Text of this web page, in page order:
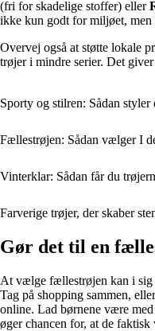
(fri for skadelige stoffer) eller
ikke kun godt for miljøet,
Overvej også at støtte lokale
trøjer i mindre serier. Det
Sporty og stilren: Sådan
Fællestrøjen: Sådan vælger I
Vinterklar: Sådan får du
Farverige trøjer, der skaber
Gør det til en
At vælge fællestrøjen kan i
Tag på shopping sammen,
online. Lad børnene være
øger chancen for, at de